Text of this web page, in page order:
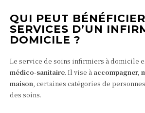
QUI PEUT
SERVICES D’UN
DOMICILE ?
Le service de soins infirmiers à domicile
médico-sanitaire. Il vise à accompagner,
maison, certaines catégories de
des soins.